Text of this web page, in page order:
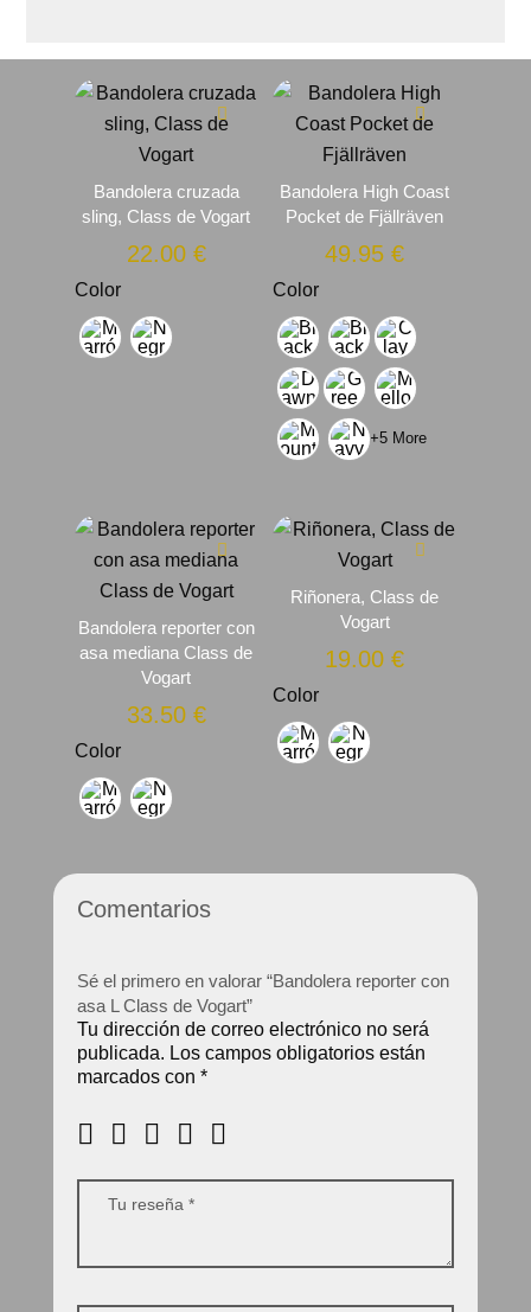
Bandolera cruzada
sling, Class de Vogart
22.00 €
Color
Bandolera High Coast
Pocket de Fjällräven
49.95€
Color
+5 More
Bandolera reporter con
asa mediana Class de
Vogart
33.50 €
Color
Riñonera, Class de
Vogart
19.00€
Color
Comentarios
Sé el primero en valorar “Bandolera reporter con
asa L Class de Vogart”
Tu dirección de correo electrónico no será
publicada. Los campos obligatorios están
marcados con *